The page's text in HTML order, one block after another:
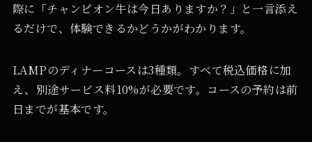
際に「チャンピオン牛は今日ありますか？」と一言添え
るだけで、体験できるかどうかがわかります。
LAMPのディナーコースは3種類。すべて税込価格に加
え、別途サービス料10%が必要です。コースの予約は前
日までが基本です。